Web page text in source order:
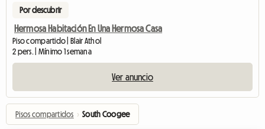
Por descubrir
Hermosa Habitación En Una Hermosa Casa
Piso compartido | Blair Athol
2 pers. | Mínimo 1 semana
Ver anuncio
Pisos compartidos › South Coogee